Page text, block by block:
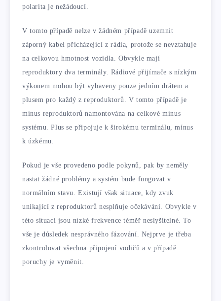
polarita je nežádoucí.
V tomto případě nelze v žádném případě uzemnit
záporný kabel přicházející z rádia, protože se nevztahuje
na celkovou hmotnost vozidla. Obvykle mají
reproduktory dva terminály. Rádiové přijímače s nízkým
výkonem mohou být vybaveny pouze jedním drátem a
plusem pro každý z reproduktorů. V tomto případě je
mínus reproduktorů namontována na celkové mínus
systému. Plus se připojuje k širokému terminálu, mínus
k úzkému.
Pokud je vše provedeno podle pokynů, pak by neměly
nastat žádné problémy a systém bude fungovat v
normálním stavu. Existují však situace, kdy zvuk
unikající z reproduktorů nesplňuje očekávání. Obvykle v
této situaci jsou nízké frekvence téměř neslyšitelné. To
vše je důsledek nesprávného fázování. Nejprve je třeba
zkontrolovat všechna připojení vodičů a v případě
poruchy je vyměnit.